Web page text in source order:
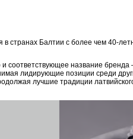
в странах Балтии с более чем 40-
соответствующее название
лидирующие позиции среди
лучшие традиции